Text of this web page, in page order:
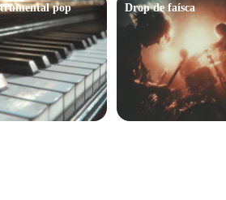
pop Drop de faísca